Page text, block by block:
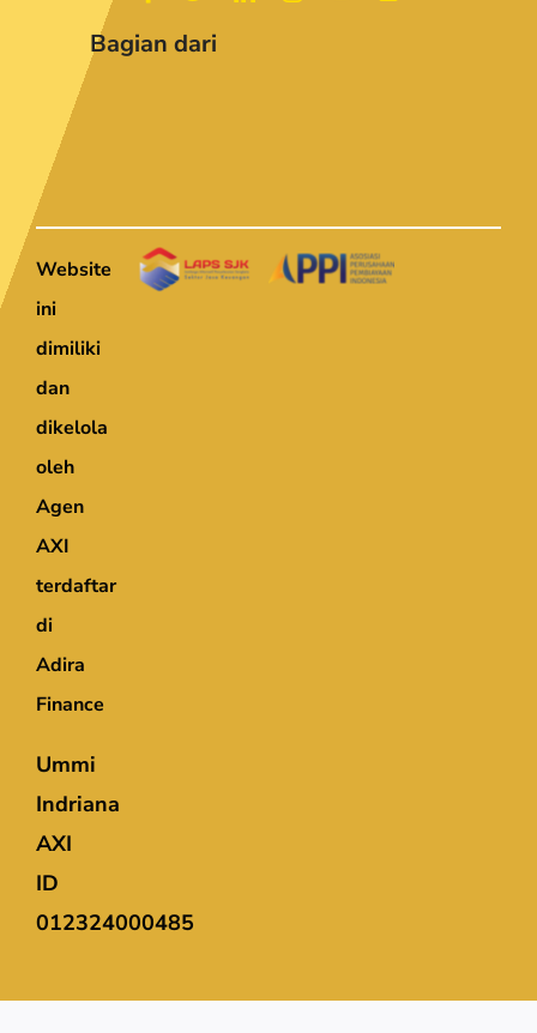
Bagian dari
Website
ini
dimiliki
dan
dikelola
oleh
Agen
AXI
terdaftar
di
Adira
Finance
Ummi
Indriana
AXI
ID
012324000485